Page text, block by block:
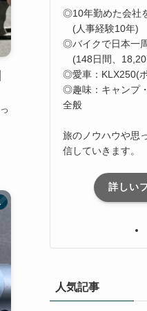
◎10年勤めた会社
(人事経験10年)
◎バイクで日本一
(148日間、
◎愛車：KLX250(
◎趣味：キャンプ
全般
旅のノウハウや思
信していきます。
詳しい
人気記事